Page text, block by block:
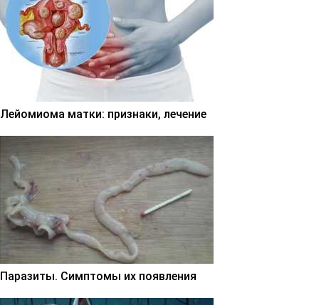
Лейомиома матки: признаки, лечение
Паразиты. Симптомы их появления